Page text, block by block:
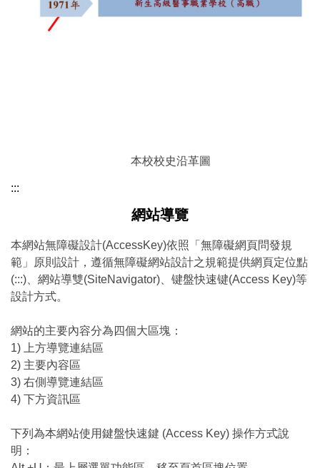
本校校史沿革圖
:::
網站導覽
本網站無障礙設計(AccessKey)依照「無障礙網頁問發規
範」原則設計，遵循無障礙網站設計之規範提供網頁定位點
(:::)、網站導雙(SiteNavigator)、键盤快速键(Access Key)等
設計方式。
網站的主要內容分為四個大區塊：
1) 上方導覽連結區
2) 主要內容區
3) 右側導覽連結區
4) 下方資訊區
下列為本網站使用鍵盤快速鍵 (Access Key) 操作方式說
明：